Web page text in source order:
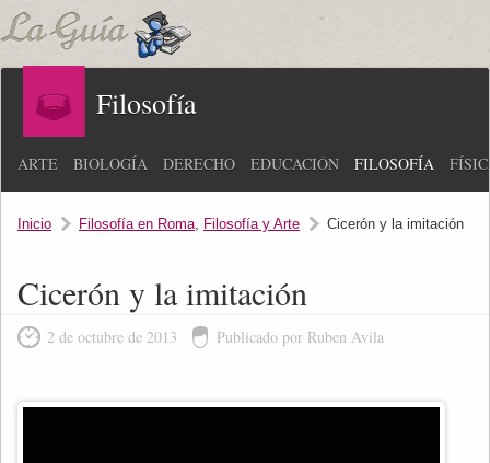
Filosofía
ARTE BIOLOGÍA DERECHO EDUCACIÓN FILOSOFÍA
Inicio Filosofía en Roma, Filosofía y Arte Cicerón y la imitación
Cicerón y la imitación
2 de octubre de 2013 Publicado por Ruben Avila